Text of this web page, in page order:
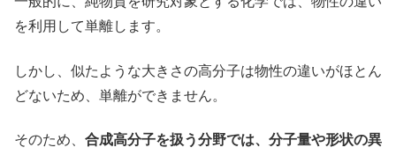
を利用して単離します。
しかし、似たような大きさの高分子は物性の違いがほとん
どないため、単離ができません。
そのため、 合成高分子を扱う分野では、分子量や形状の異